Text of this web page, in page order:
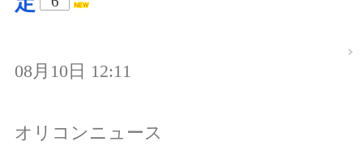
08月10日 12:11
オリコンニュース